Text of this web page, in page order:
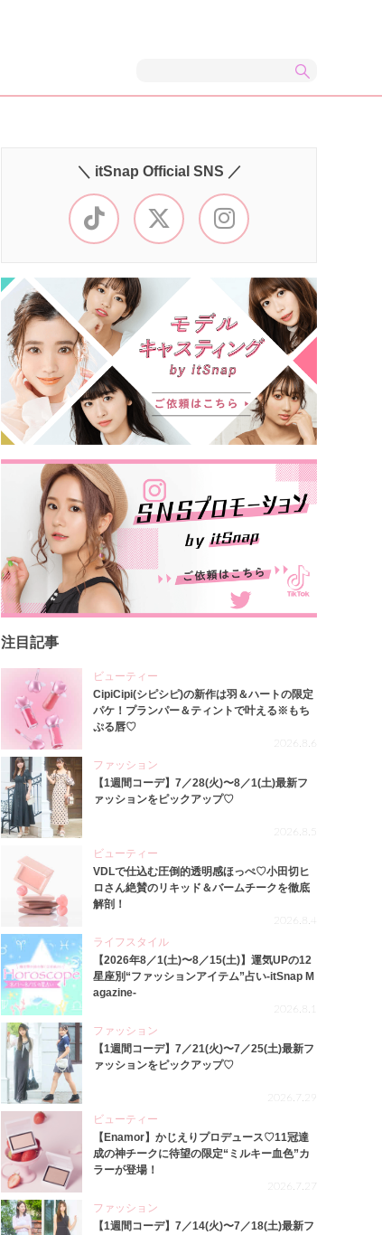
＼ itSnap Official SNS ／
注目記事
ビューティー
CipiCipi(シピシピ)の新作は羽＆ハートの限定
パケ！プランパー＆ティントで叶える※もち
ぷる唇♡
2026.8.6
ファッション
【1週間コーデ】7／28(火)〜8／1(土)最新フ
ァッションをピックアップ♡
2026.8.5
ビューティー
VDLで仕込む圧倒的透明感ほっぺ♡小田切ヒ
ロさん絶賛のリキッド＆バームチークを徹底
解剖！
2026.8.4
ライフスタイル
【2026年8／1(土)〜8／15(土)】運気UPの12
星座別“ファッションアイテム”占い-itSnap M
agazine-
2026.8.1
ファッション
【1週間コーデ】7／21(火)〜7／25(土)最新フ
ァッションをピックアップ♡
2026.7.29
ビューティー
【Enamor】かじえりプロデュース♡11冠達
成の神チークに待望の限定“ミルキー血色”カ
ラーが登場！
2026.7.27
ファッション
【1週間コーデ】7／14(火)〜7／18(土)最新フ